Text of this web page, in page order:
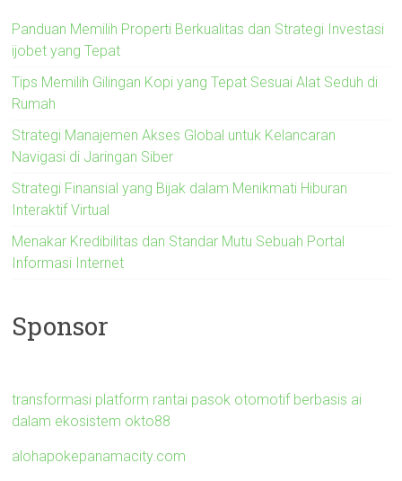
Panduan Memilih Properti Berkualitas dan Strategi Investasi
ijobet yang Tepat
Tips Memilih Gilingan Kopi yang Tepat Sesuai Alat Seduh di
Rumah
Strategi Manajemen Akses Global untuk Kelancaran
Navigasi di Jaringan Siber
Strategi Finansial yang Bijak dalam Menikmati Hiburan
Interaktif Virtual
Menakar Kredibilitas dan Standar Mutu Sebuah Portal
Informasi Internet
Sponsor
transformasi platform rantai pasok otomotif berbasis ai
dalam ekosistem okto88
alohapokepanamacity.com